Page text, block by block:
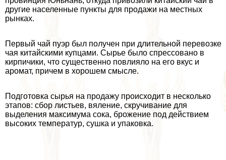
другие населенные пункты для продажи на местных
рынках.
Первый чай пуэр был получен при длительной перевозке
чая китайскими купцами. Сырье было спрессовано в
кирпичики, что существенно повлияло на его вкус и
аромат, причем в хорошем смысле.
Подготовка сырья на продажу происходит в несколько
этапов: сбор листьев, вяление, скручивание для
выделения максимума сока, брожение под действием
высоких температур, сушка и упаковка.